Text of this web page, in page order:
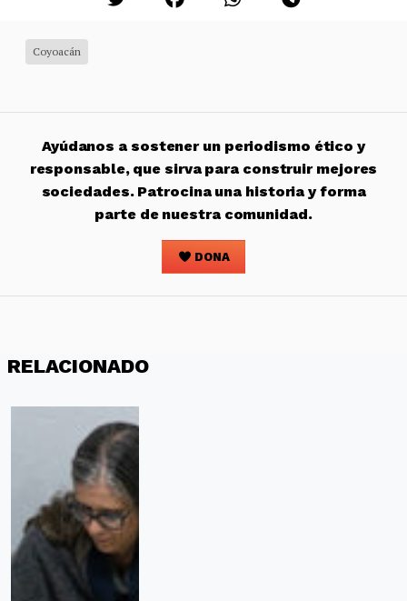
Coyoacán
Ayúdanos a sostener un periodismo ético y
responsable, que sirva para construir mejores
sociedades. Patrocina una historia y forma
parte de nuestra comunidad.
DONA
RELACIONADO